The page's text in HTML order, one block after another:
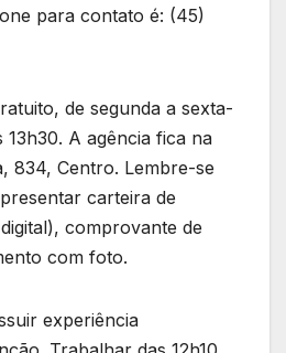
para contato é: (45)
de segunda a sexta-
A agência fica na
834, Centro. Lembre-se
carteira de
comprovante de
com foto.
experiência